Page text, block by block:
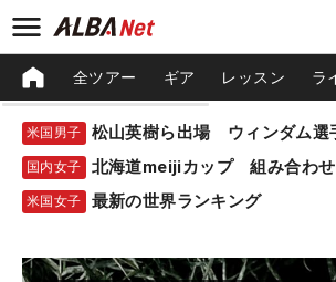
全ツアー ギア レッスン ラ
米国男子 松山英樹ら出場 ウィンダム選
国内女子 北海道meijiカップ 組み合わせ
米国女子 最新の世界ランキング